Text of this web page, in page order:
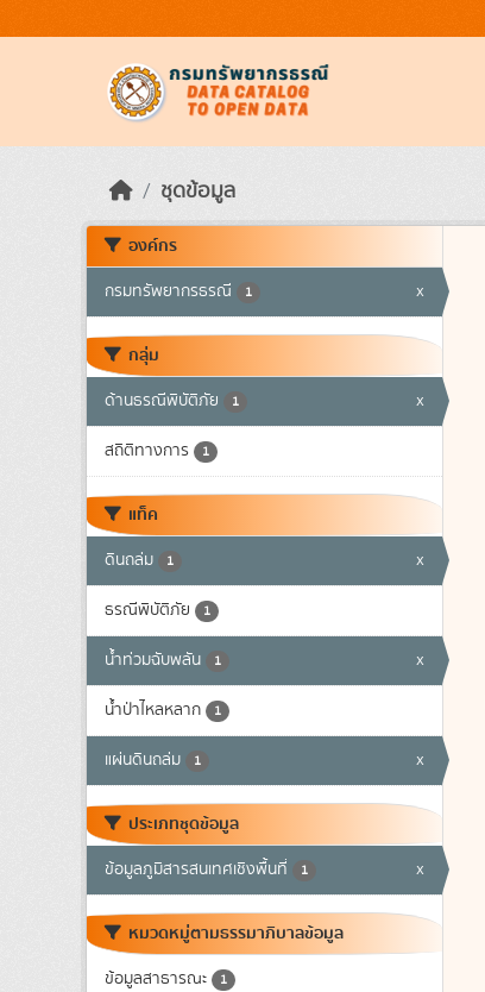
ชุดข้อมูล
องค์กร
กรมทรัพยากรธรณี 1 x
กลุ่ม
ด้านธรณีพิบัติภัย 1 x
สถิติทางการ 1
แท็ค
ดินถล่ม 1 x
ธรณีพิบัติภัย 1
น้ำท่วมฉับพลัน 1 x
น้ำป่าไหลหลาก 1
แผ่นดินถล่ม 1 x
ประเภทชุดข้อมูล
ข้อมูลภูมิสารสนเทศเชิงพื้นที่ 1 x
หมวดหมู่ตามธรรมาภิบาลข้อมูล
ข้อมูลสาธารณะ 1